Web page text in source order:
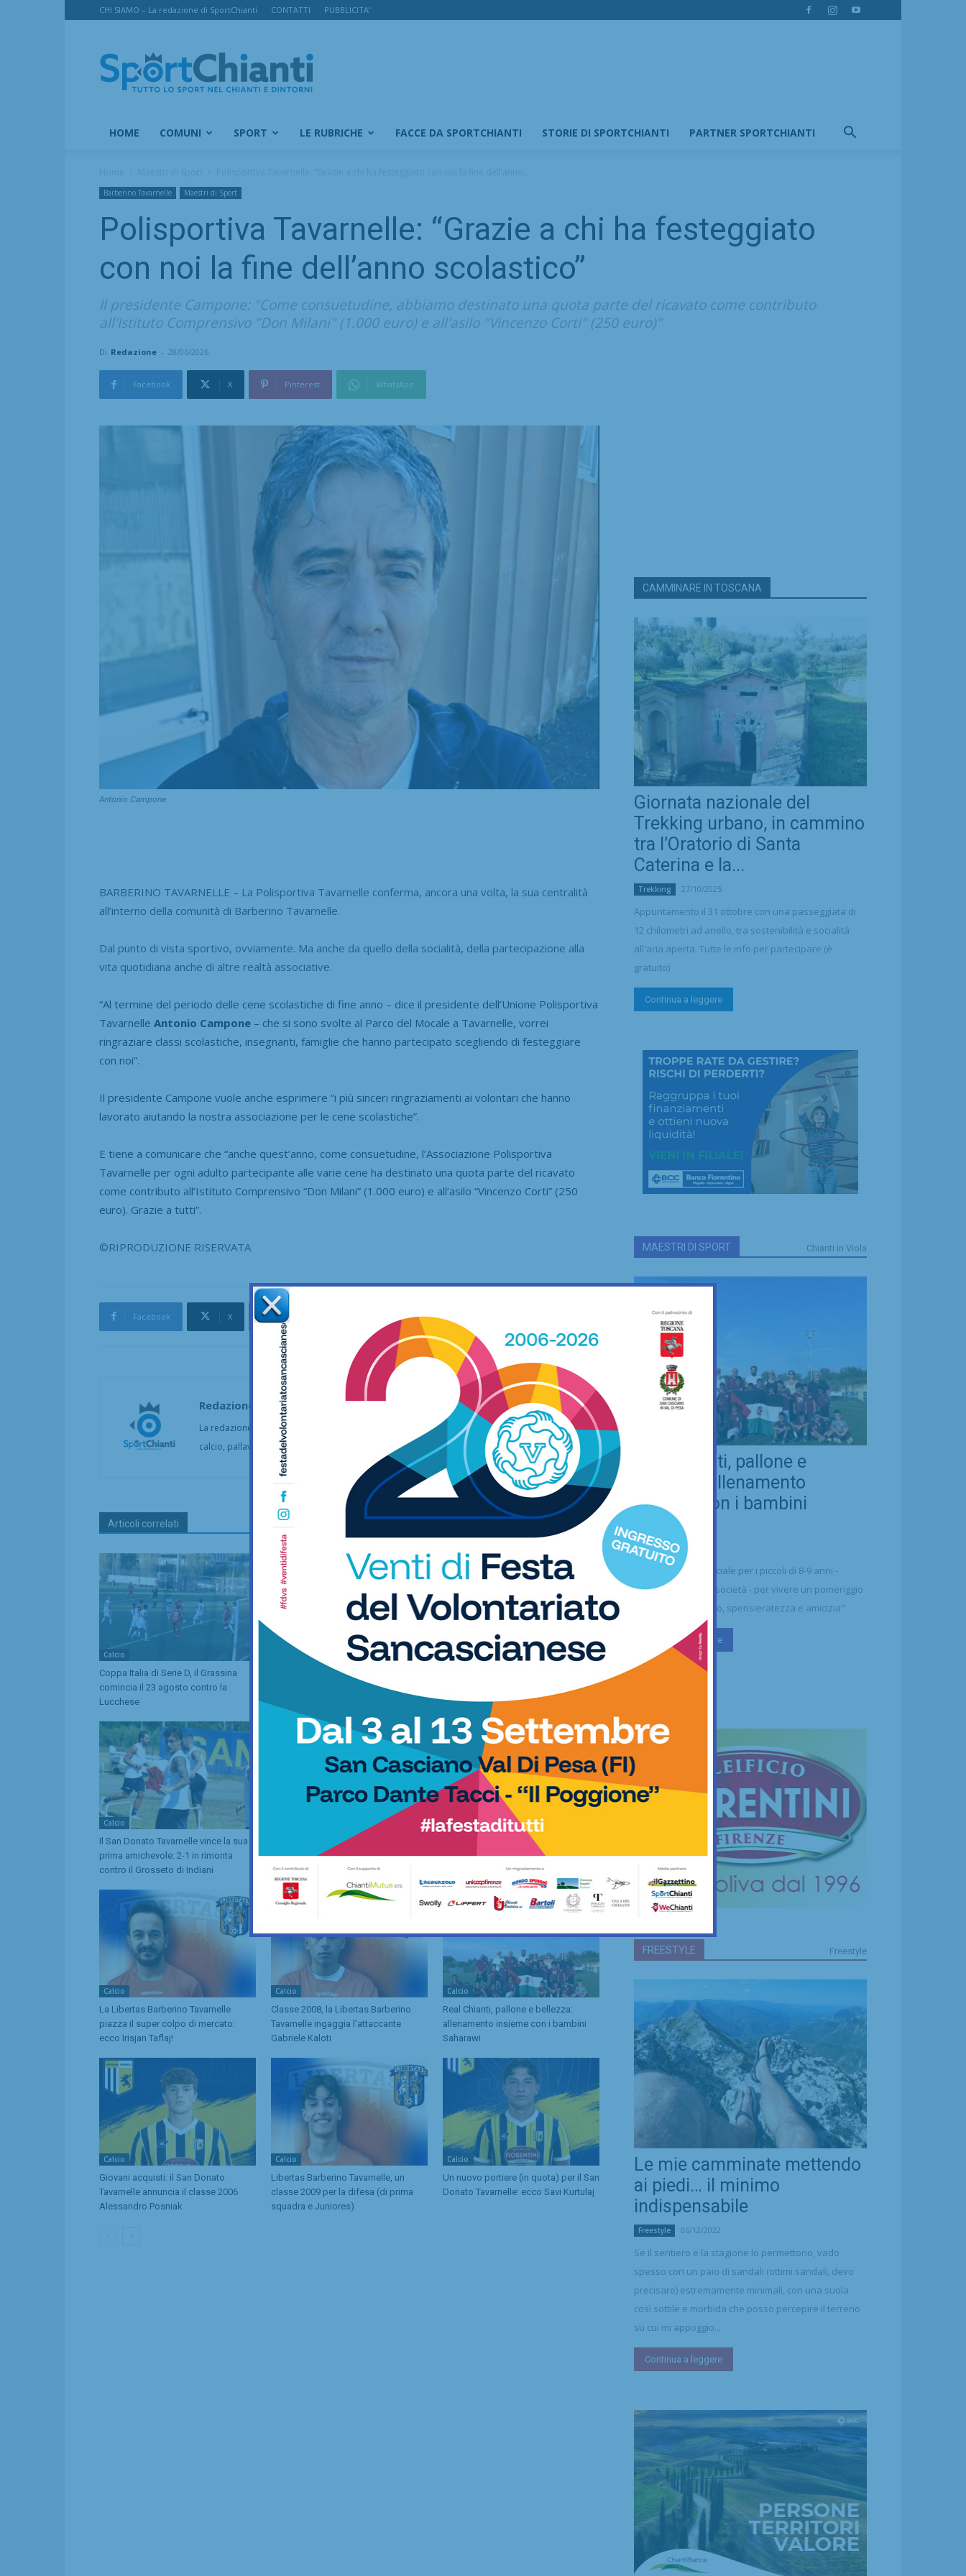
CHI SIAMO – La redazione di SportChianti CONTATTI PUBBLICITA’
SportChianti
HOME COMUNI SPORT LE RUBRICHE FACCE DA SPORTCHIANTI STORIE DI SPORTCHIANTI PARTNER SPORTCHIANTI
Barberino Tavarnelle Maestri di Sport
Polisportiva Tavarnelle: “Grazie a chi ha festeggiato
con noi la fine dell’anno scolastico”
Il presidente Campone: "Come consuetudine, abbiamo destinato una quota parte del ricavato come contributo
all'Istituto Comprensivo "Don Milani" (1.000 euro) e all'asilo "Vincenzo Corti" (250 euro)"
Di Redazione - 28/06/2026
Facebook X Pinterest WhatsApp
Antonio Campone
BARBERINO TAVARNELLE – La Polisportiva Tavarnelle conferma, ancora una volta, la sua centralità
all’interno della comunità di Barberino Tavarnelle.
Dal punto di vista sportivo, ovviamente. Ma anche da quello della socialità, della partecipazione alla
vita quotidiana anche di altre realtà associative.
“Al termine del periodo delle cene scolastiche di fine anno – dice il presidente dell’Unione Polisportiva
Tavarnelle Antonio Campone – che si sono svolte al Parco del Mocale a Tavarnelle, vorrei
ringraziare classi scolastiche, insegnanti, famiglie che hanno partecipato scegliendo di festeggiare
con noi”.
Il presidente Campone vuole anche esprimere “i più sinceri ringraziamenti ai volontari che hanno
lavorato aiutando la nostra associazione per le cene scolastiche”.
E tiene a comunicare che “anche quest’anno, come consuetudine, l’Associazione Polisportiva
Tavarnelle per ogni adulto partecipante alle varie cene ha destinato una quota parte del ricavato
come contributo all’Istituto Comprensivo “Don Milani” (1.000 euro) e all’asilo “Vincenzo Corti” (250
euro). Grazie a tutti”.
©RIPRODUZIONE RISERVATA
Facebook X Pinterest WhatsApp
Redazione
La redazione di SportChianti dà spazio, ogni giorno, a tutti gli sport nei comuni chiantigiani:
calcio, pallavolo, basket, pallamano, baseball, karate, danza, ginnastica, ciclismo...
Articoli correlati
Calcio
Coppa Italia di Serie D, il Grassina
comincia il 23 agosto contro la
Lucchese
Serie D, ecco i gironi 2026/27.
Grassina e San Donato Tavarnelle con
Calcio
fondamentali su organici e calendari
(e il Grassina spera…)
Calcio
Il San Donato Tavarnelle vince la sua
prima amichevole: 2-1 in rimonta
contro il Grosseto di Indiani
Neri Valiante: la Libertas Barberino
Tavarnelle acquista un terzino… con il
vizio del gol
Calcio
San Donato Tavarnelle, ingaggiato il
difensore classe 2007 Nicholas
Calcio
La Libertas Barberino Tavarnelle
piazza il super colpo di mercato:
ecco Irisjan Taflaj!
Calcio
Classe 2008, la Libertas Barberino
Tavarnelle ingaggia l’attaccante
Gabriele Kaloti
Calcio
Real Chianti, pallone e bellezza:
allenamento insieme con i bambini
Saharawi
Calcio
Giovani acquisti: il San Donato
Tavarnelle annuncia il classe 2006
Alessandro Posniak
Calcio
Libertas Barberino Tavarnelle, un
classe 2009 per la difesa (di prima
squadra e Juniores)
Calcio
Un nuovo portiere (in quota) per il San
Donato Tavarnelle: ecco Savi Kurtulaj
CAMMINARE IN TOSCANA
Giornata nazionale del
Trekking urbano, in cammino
tra l’Oratorio di Santa
Caterina e la...
Trekking 27/10/2025
Appuntamento il 31 ottobre con una passeggiata di
12 chilometri ad anello, tra sostenibilità e socialità
all'aria aperta. Tutte le info per partecipare (è
gratuito)
Continua a leggere
MAESTRI DI SPORT Chianti in Viola
Real Chianti, pallone e
bellezza: allenamento
insieme con i bambini
Saharawi
Calcio 21/07/2026
"Un'occasione speciale per i piccoli di 8-9 anni -
sottolineano dalla società - per vivere un pomeriggio
di puro divertimento, spensieratezza e amicizia"
Continua a leggere
FREESTYLE Freestyle
Le mie camminate mettendo
ai piedi… il minimo
indispensabile
Freestyle 06/12/2022
Se il sentiero e la stagione lo permettono, vado
spesso con un paio di sandali (ottimi sandali, devo
precisare) estremamente minimali, con una suola
così sottile e morbida che posso percepire il terreno
su cui mi appoggio...
Continua a leggere